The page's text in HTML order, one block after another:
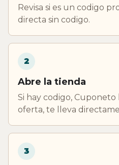
Revisa si es un codigo
directa sin codigo.
2
Abre la tienda
Si hay codigo, Cuponeto
oferta, te lleva
3